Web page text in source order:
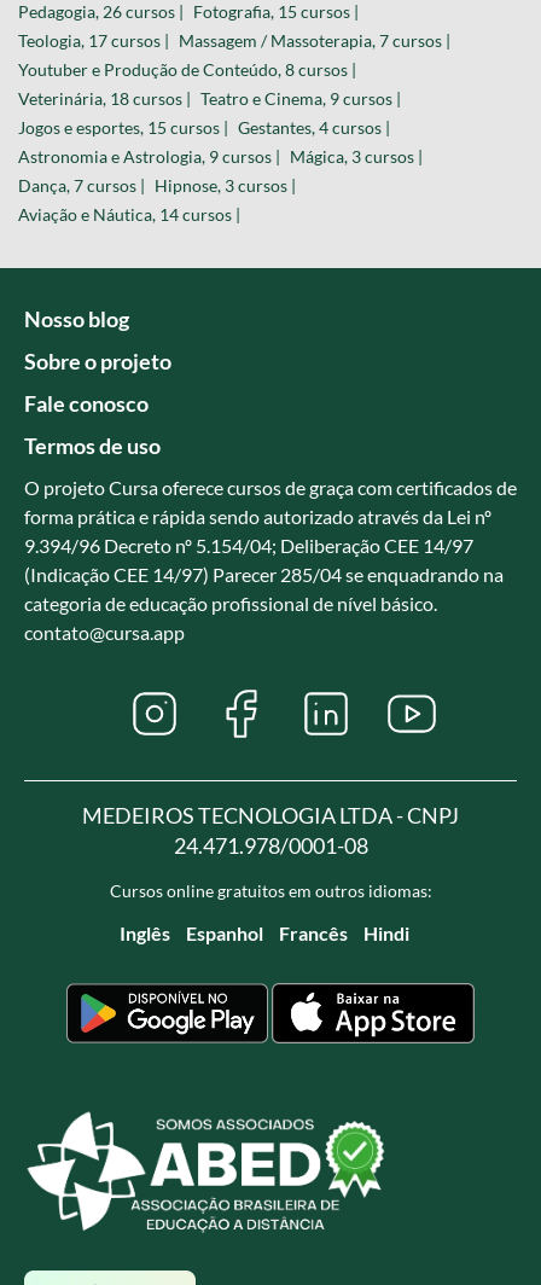
Pedagogia, 26 cursos | Fotografia, 15 cursos |
Teologia, 17 cursos | Massagem / Massoterapia, 7 cursos |
Youtuber e Produção de Conteúdo, 8 cursos |
Veterinária, 18 cursos | Teatro e Cinema, 9 cursos |
Jogos e esportes, 15 cursos | Gestantes, 4 cursos |
Astronomia e Astrologia, 9 cursos | Mágica, 3 cursos |
Dança, 7 cursos | Hipnose, 3 cursos |
Aviação e Náutica, 14 cursos |
Nosso blog
Sobre o projeto
Fale conosco
Termos de uso
O projeto Cursa oferece cursos de graça com certificados de
forma prática e rápida sendo autorizado através da Lei nº
9.394/96 Decreto nº 5.154/04; Deliberação CEE 14/97
(Indicação CEE 14/97) Parecer 285/04 se enquadrando na
categoria de educação profissional de nível básico.
contato@cursa.app
MEDEIROS TECNOLOGIA LTDA - CNPJ
24.471.978/0001-08
Cursos online gratuitos em outros idiomas:
Inglês Espanhol Francês Hindi